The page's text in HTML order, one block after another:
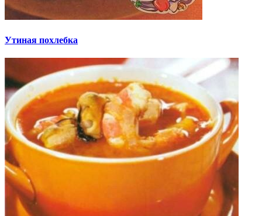
Утиная похлебка